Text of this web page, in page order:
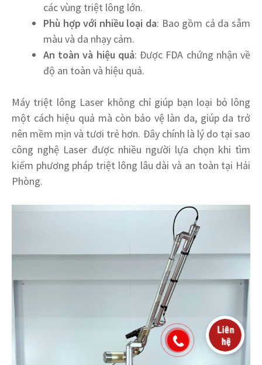
các vùng triệt lông lớn.
Phù hợp với nhiều loại da: Bao gồm cả da sẫm
màu và da nhạy cảm.
An toàn và hiệu quả: Được FDA chứng nhận về
độ an toàn và hiệu quả.
Máy triệt lông Laser không chỉ giúp bạn loại bỏ lông
một cách hiệu quả mà còn bảo vệ làn da, giúp da trở
nên mềm mịn và tươi trẻ hơn. Đây chính là lý do tại sao
công nghệ Laser được nhiều người lựa chọn khi tìm
kiếm phương pháp triệt lông lâu dài và an toàn tại Hải
Phòng.